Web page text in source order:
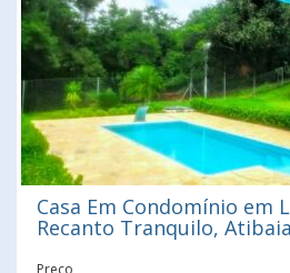
Casa Em Condomínio em
Recanto Tranquilo,
Preço